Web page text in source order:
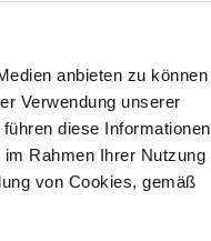
anbieten zu können
Verwendung unserer
diese Informationen
Rahmen Ihrer Nutzung
von Cookies, gemäß